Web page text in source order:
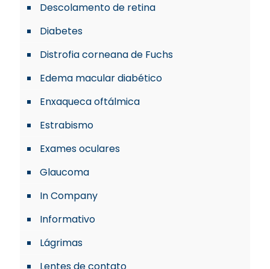
Descolamento de retina
Diabetes
Distrofia corneana de Fuchs
Edema macular diabético
Enxaqueca oftálmica
Estrabismo
Exames oculares
Glaucoma
In Company
Informativo
Lágrimas